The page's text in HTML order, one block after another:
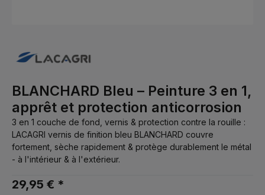
BLANCHARD Bleu – Peinture 3 en 1,
apprêt et protection anticorrosion
3 en 1 couche de fond, vernis & protection contre la rouille :
LACAGRI vernis de finition bleu BLANCHARD couvre
fortement, sèche rapidement & protège durablement le métal
- à l'intérieur & à l'extérieur.
29,95 € *